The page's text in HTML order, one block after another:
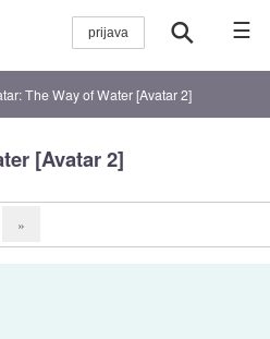
☰
The Way of Water [Avatar 2]
[Avatar 2]
»